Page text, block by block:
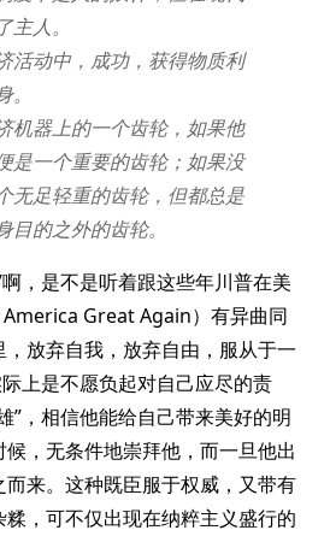
人。
活动中，成功，获得物质利
机器上的一个齿轮，如果他
是一个重要的齿轮；如果没
无足轻重的齿轮，但都总是
目的之外的齿轮。
，是不是听着跟这些年川普在美
Great Again）有异曲同
放弃自我，放弃自由，服从于一
上是不愿负起对自己应尽的责
”，相信他能给自己带来美好的明
，无条件地崇拜他，而一旦他出
来。这种既臣服于权威，又带有
，可不仅出现在纳粹主义盛行的